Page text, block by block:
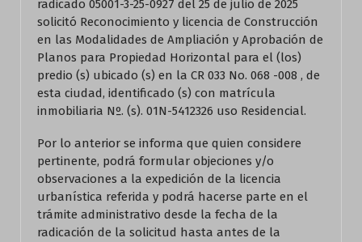
radicado 05001-3-25-0927 del 25 de julio de 2025
solicitó Reconocimiento y licencia de Construcción
en las Modalidades de Ampliación y Aprobación de
Planos para Propiedad Horizontal para el (los)
predio (s) ubicado (s) en la CR 033 No. 068 -008 , de
esta ciudad, identificado (s) con matrícula
inmobiliaria Nº. (s). 01N-5412326 uso Residencial.
Por lo anterior se informa que quien considere
pertinente, podrá formular objeciones y/o
observaciones a la expedición de la licencia
urbanística referida y podrá hacerse parte en el
trámite administrativo desde la fecha de la
radicación de la solicitud hasta antes de la